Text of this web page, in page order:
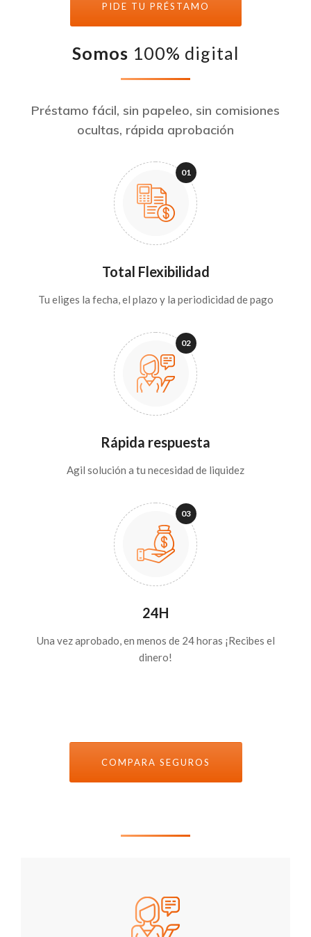
PIDE TU PRÉSTAMO
Somos 100% digital
Préstamo fácil, sin papeleo, sin comisiones
ocultas, rápida aprobación
Total Flexibilidad
Tu eliges la fecha, el plazo y la periodicidad de pago
Rápida respuesta
Agil solución a tu necesidad de liquidez
24H
Una vez aprobado, en menos de 24 horas ¡Recibes el
dinero!
COMPARA SEGUROS